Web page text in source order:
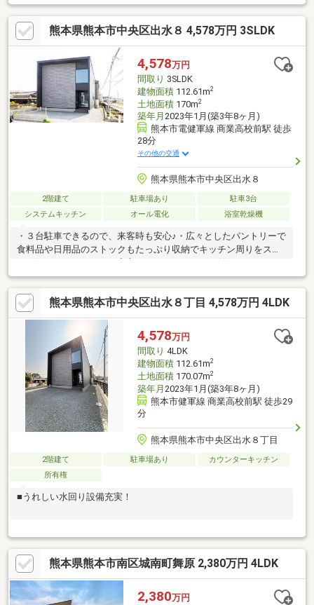
ながりを感じながら、それぞれの時間を大切にできます。さら
に、暮らしを快適にする「動線」にもご注目ください。お客様用
と家族用に分かれた2way玄関は、大容量のWIC（ウォークインク
ローゼット）付きでいつでもすっきり。帰宅してすぐにお風呂や
リビングへ向かえる間取りは、元気なお子様がいるご家庭や、衛
生面を意識したいこれからの暮らしにぴったりです。ぜひ、実際
の暮らし心地を現地でご体感ください。
熊本県熊本市中央区出水８ 4,578万円 3SLDK
4,578万円
間取り 3SLDK
建物面積112.61m2
土地面積170m2
築年月 2023年1月(築3年8ヶ月)
熊本市電健軍線 商業高校前駅 徒歩
28分
その他の交通
熊本県熊本市中央区出水８
2階建て 駐車場あり
駐車3台
システムキッチン
オール電化 浴室乾燥機
・３台駐車できるので、来客時も安心♪・広々としたパントリーで
食料品や日用品のストックもたっぷり収納でキッチン周りをスッ
ＷＩＣ！ご夫婦で分けて使ったり、季節ごとに収納を分けたり、
とっても便利！【周辺環境】・出水南中学校 徒歩２分・出水み
なみこども園 徒歩６分・おべんとうのヒライ江津店 徒歩７
分・セブンイレブン画図所島店 徒歩１０分・ゆめタウンはませ
ん 車２分まずは「見るだけ」「聞くだけ」でも全然ＯＫ！お気
軽にお問合せください♪当日のご予約はお電話がスムーズです。０
９６－２７７－１８００までご連絡ください
熊本県熊本市中央区出水８丁目 4,578万円 4LDK
4,578万円
間取り 4LDK
建物面積112.61m2
土地面積170.07m2
築年月 2023年1月(築3年8ヶ月)
熊本市健軍線 商業高校前駅 徒歩29
分
熊本県熊本市中央区出水８丁目
2階建て 駐車場あり
カウンターキッチン
所有権
■うれしい水回り設備充実！
熊本県熊本市南区城南町舞原 2,380万円 4LDK
2,380万円